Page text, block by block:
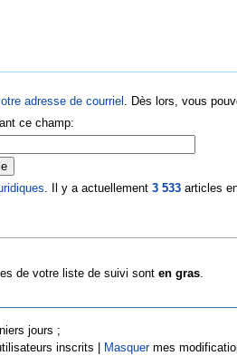
adresse de courriel . Dès lors, vous
ce champ:
. Il y a actuellement 3 533articles
de votre liste de suivi sont en gras.
jours ;
inscrits | Masquermes